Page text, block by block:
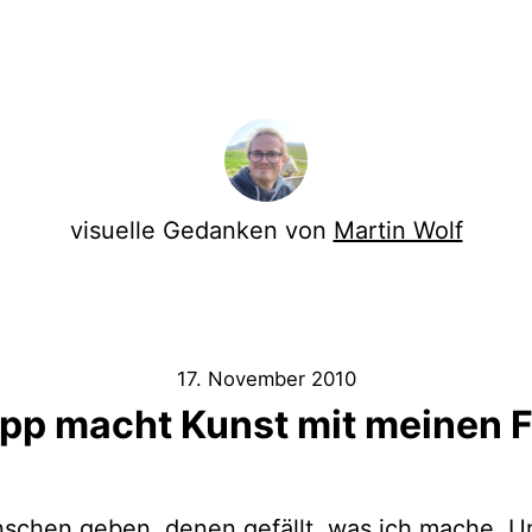
visuelle Gedanken von Martin Wolf
17. November 2010
macht Kunst mit meinen